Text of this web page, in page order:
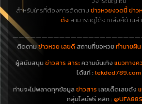
สำหรับใครที่ต้องการติดตาม ข่าวหวยงวดนี้ ข่าว
ดังสามารถดูได้จากลิ้งค์ด้านล่
ติดตาม ข่าวหวย เลขดีสถานที่ขอหวย ทำนายฝัน
ผู้สนับสนุน ข่าวสาร สาระความบันเทิง แนวทางค
ได้แก่ : lekded789.com
ท่านจะไม่พลาดทุกข้อมูล ข่าวสาร เลขเด็ดเลขดัง
กลุ่มไลน์ฟรี คลิก :